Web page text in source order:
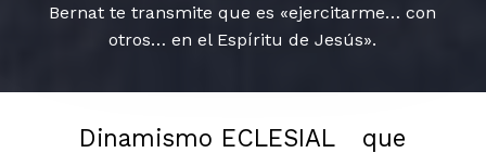
Bernat te transmite que es «ejercitarme… con
otros… en el Espíritu de Jesús».
Dinamismo ECLESIAL
que